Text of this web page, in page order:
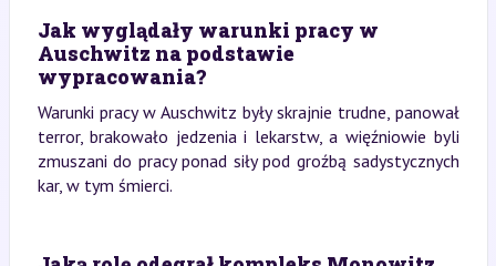
Jak wyglądały warunki pracy w
Auschwitz na podstawie
wypracowania?
Warunki pracy w Auschwitz były skrajnie trudne, panował
terror, brakowało jedzenia i lekarstw, a więźniowie byli
zmuszani do pracy ponad siły pod groźbą sadystycznych
kar, w tym śmierci.